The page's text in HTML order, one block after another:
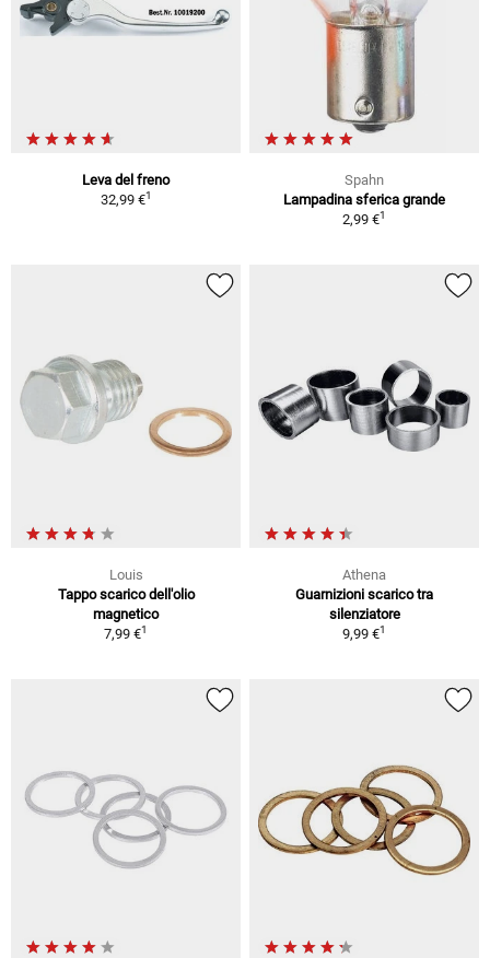
Leva del freno
32,99 €1
Spahn
Lampadina sferica grande
2,99 €1
Louis
Tappo scarico dell'olio
magnetico
7,99 €1
Athena
Guarnizioni scarico tra
silenziatore
9,99 €1